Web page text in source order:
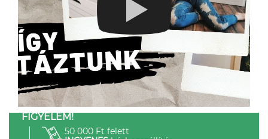
FIGYELEM!
50 000 Ft felett